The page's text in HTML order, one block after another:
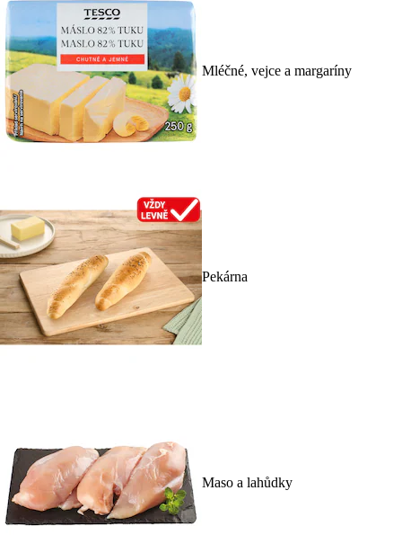
Mléčné, vejce a margaríny
Pekárna
Maso a lahůdky